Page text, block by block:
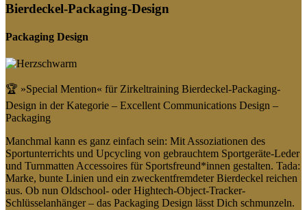
Bierdeckel-Packaging-Design
Packaging Design
🏆 »Special Mention« für Zirkeltraining Bierdeckel-Packaging-
Design in der Kategorie – Excellent Communications Design –
Packaging
Manchmal kann es ganz einfach sein: Mit Assoziationen des
Sportunterrichts und Upcycling von gebrauchtem Sportgeräte-Leder
und Turnmatten Accessoires für Sportsfreund*innen gestalten. Tada:
Marke, bunte Linien und ein zweckentfremdeter Bierdeckel reichen
aus. Ob nun Oldschool- oder Hightech-Object-Tracker-
Schlüsselanhänger – das Packaging Design lässt Dich schmunzeln.